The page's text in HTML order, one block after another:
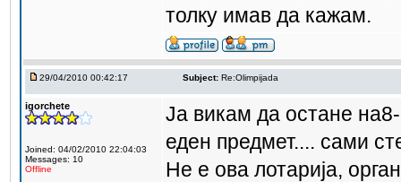
толку имав да кажам.
29/04/2010 00:42:17 Subject: Re:Olimpijada
igorchete
Joined: 04/02/2010 22:04:03
Messages: 10
Offline
Ја викам да остане
еден предмет.... сами
Не е ова лотарија,